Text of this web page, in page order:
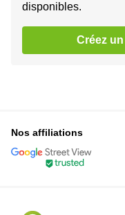
disponibles.
Créez
Nos affiliations